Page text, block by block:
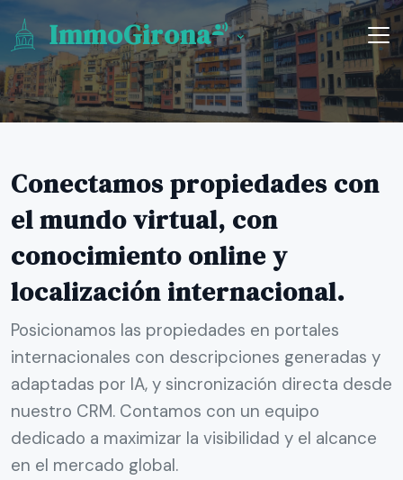
ImmoGirona
Conectamos propiedades con
el mundo virtual, con
conocimiento online y
localización internacional.
Posicionamos las propiedades en portales
internacionales con descripciones generadas y
adaptadas por IA, y sincronización directa desde
nuestro CRM. Contamos con un equipo
dedicado a maximizar la visibilidad y el alcance
en el mercado global.